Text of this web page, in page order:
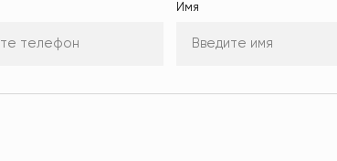
Имя